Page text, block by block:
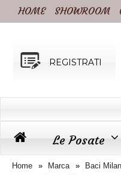
HOME SHOWROOM
REGISTRATI
Le Posate
Home Marca Baci